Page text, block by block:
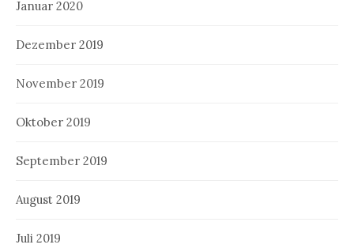
Januar 2020
Dezember 2019
November 2019
Oktober 2019
September 2019
August 2019
Juli 2019